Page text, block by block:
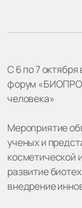
С 6 по 7
форум
человека»
Мероприятие
ученых и
косметической
развитие
внедрение